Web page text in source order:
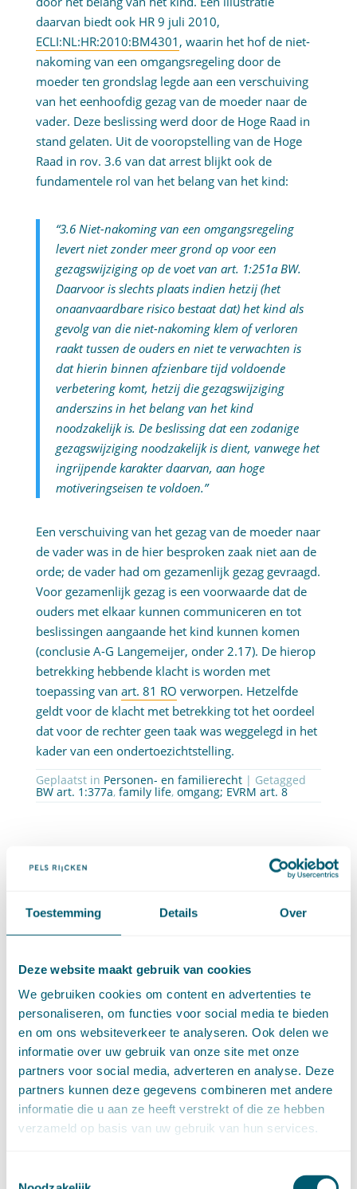
Toestemming Details Over
Deze website maakt gebruik van cookies
We gebruiken cookies om content en advertenties te
personaliseren, om functies voor social media te bieden
en om ons websiteverkeer te analyseren. Ook delen we
informatie over uw gebruik van onze site met onze
partners voor social media, adverteren en analyse. Deze
partners kunnen deze gegevens combineren met andere
informatie die u aan ze heeft verstrekt of die ze hebben
verzameld op basis van uw gebruik van hun services.
daarvan biedt ook HR 9 juli 2010,
ECLI:NL:HR:2010:BM4301 , waarin het hof de niet-
nakoming van een omgangsregeling door de
moeder ten grondslag legde aan een verschuiving
van het eenhoofdig gezag van de moeder naar de
vader. Deze beslissing werd door de Hoge Raad in
stand gelaten. Uit de vooropstelling van de Hoge
Raad in rov. 3.6 van dat arrest blijkt ook de
fundamentele rol van het belang van het kind:
“3.6 Niet-nakoming van een omgangsregeling
levert niet zonder meer grond op voor een
gezagswijziging op de voet van art. 1:251a BW.
Daarvoor is slechts plaats indien hetzij (het
onaanvaardbare risico bestaat dat) het kind als
gevolg van die niet-nakoming klem of verloren
raakt tussen de ouders en niet te verwachten is
dat hierin binnen afzienbare tijd voldoende
verbetering komt, hetzij die gezagswijziging
anderszins in het belang van het kind
noodzakelijk is. De beslissing dat een zodanige
gezagswijziging noodzakelijk is dient, vanwege het
ingrijpende karakter daarvan, aan hoge
motiveringseisen te voldoen.”
Een verschuiving van het gezag van de moeder naar
de vader was in de hier besproken zaak niet aan de
orde; de vader had om gezamenlijk gezag gevraagd.
Voor gezamenlijk gezag is een voorwaarde dat de
ouders met elkaar kunnen communiceren en tot
beslissingen aangaande het kind kunnen komen
(conclusie A-G Langemeijer, onder 2.17). De hierop
betrekking hebbende klacht is worden met
toepassing van art. 81 RO verworpen. Hetzelfde
geldt voor de klacht met betrekking tot het oordeel
dat voor de rechter geen taak was weggelegd in het
kader van een ondertoezichtstelling.
Geplaatst in Personen- en familierecht| Getagged
BW art. 1:377a, family life, omgang; EVRM art. 8
AUTEUR(S)
Contact
Meer berichten van deze
auteur
Abonneer op nieuwsbrief